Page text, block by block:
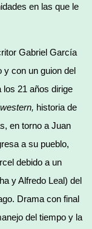
en las que le
Gabriel García
y con un guion del
21 años dirige
western, historia de
en torno a Juan
a su pueblo,
debido a un
y Alfredo Leal) del
Drama con final
del tiempo y la